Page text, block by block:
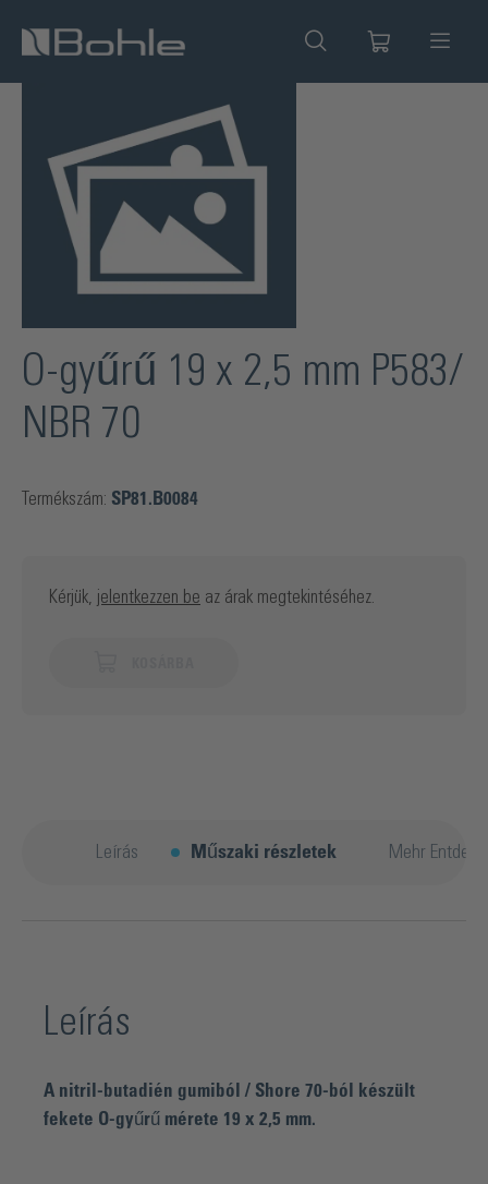
O-gyűrű 19 x 2,5 mm P583/
NBR 70
Termékszám: SP81.B0084
Kérjük, jelentkezzen be az árak megtekintéséhez.
Leírás Műszaki részletek Mehr
Leírás
A nitril-butadién gumiból / Shore 70-ból készült
fekete O-gyűrű mérete 19 x 2,5 mm.